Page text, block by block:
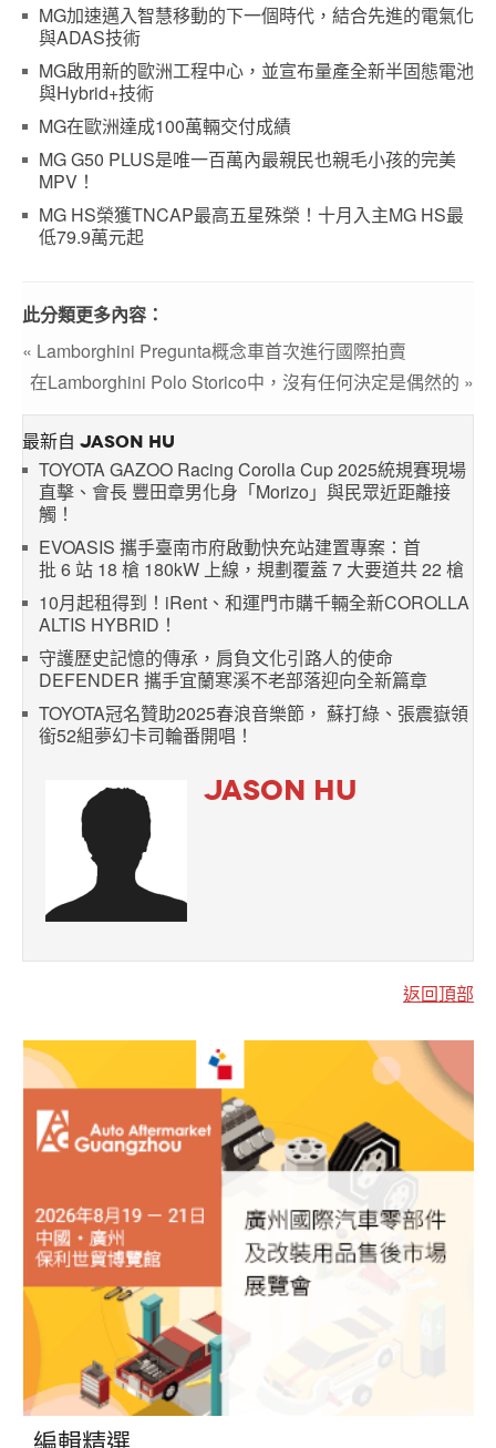
MG加速邁入智慧移動的下一個時代，結合先進的電氣化
與ADAS技術
MG啟用新的歐洲工程中心，並宣布量產全新半固態電池
與Hybrid+技術
MG在歐洲達成100萬輛交付成績
MG G50 PLUS是唯一百萬內最親民也親毛小孩的完美
MPV！
MG HS榮獲TNCAP最高五星殊榮！十月入主MG HS最
低79.9萬元起
此分類更多內容：
« Lamborghini Pregunta概念車首次進行國際拍賣
在Lamborghini Polo Storico中，沒有任何決定是偶然的 »
最新自 JASON HU
TOYOTA GAZOO Racing Corolla Cup 2025統規賽現場
直擊、會長 豐田章男化身「Morizo」與民眾近距離接
觸！
EVOASIS 攜手臺南市府啟動快充站建置專案：首
批 6 站 18 槍 180kW 上線，規劃覆蓋 7 大要道共 22 槍
10月起租得到！iRent、和運門市購千輛全新COROLLA
ALTIS HYBRID！
守護歷史記憶的傳承，肩負文化引路人的使命
DEFENDER 攜手宜蘭寒溪不老部落迎向全新篇章
TOYOTA冠名贊助2025春浪音樂節， 蘇打綠、張震嶽領
銜52組夢幻卡司輪番開唱！
JASON HU
返回頂部